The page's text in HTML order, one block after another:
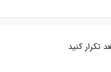
تکرار کنید